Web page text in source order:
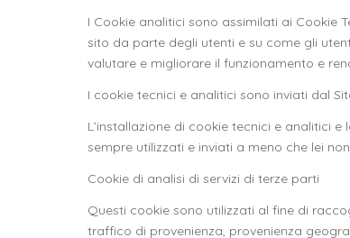
I Cookie analitici sono assimilati ai Cookie
sito da parte degli utenti e su come gli
valutare e migliorare il funzionamento e
I cookie tecnici e analitici sono inviati dal
L’installazione di cookie tecnici e analitici
sempre utilizzati e inviati a meno che lei
Cookie di analisi di servizi di terze parti
Questi cookie sono utilizzati al fine di
traffico di provenienza, provenienza